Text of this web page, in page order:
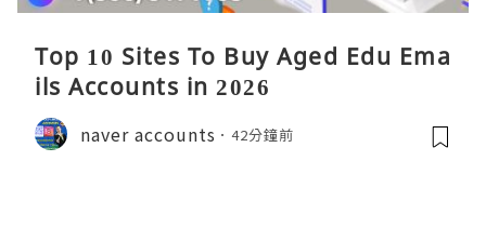
Top 10 Sites To Buy Aged Edu Ema
ils Accounts in 2026
naver accounts 42分鐘前